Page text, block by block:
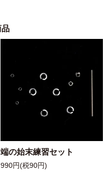
品
端の始末練習セット
990円(税90円)